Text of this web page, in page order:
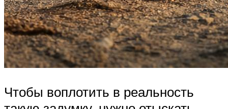
Чтобы воплотить в реальность